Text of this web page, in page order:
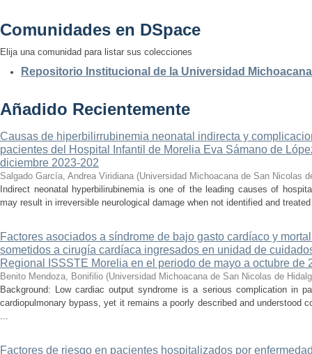
Comunidades en DSpace
Elija una comunidad para listar sus colecciones
Repositorio Institucional de la Universidad
Añadido Recientemente
Causas de hiperbilirrubinemia neonatal indirecta y
pacientes del Hospital Infantil de Morelia Eva Sámano de
diciembre 2023-202
Salgado García, Andrea Viridiana (Universidad Michoacana de San Nicolas
Indirect neonatal hyperbilirubinemia is one of the leading causes of
may result in irreversible neurological damage when not identified and
Factores asociados a síndrome de bajo gasto cardíaco y
sometidos a cirugía cardíaca ingresados en unidad de
Regional ISSSTE Morelia en el periodo de mayo a octubre de
Benito Mendoza, Bonifilio (Universidad Michoacana de San Nicolas de
Background: Low cardiac output syndrome is a serious complication in
cardiopulmonary bypass, yet it remains a poorly described and understood
...
Factores de riesgo en pacientes hospitalizados por